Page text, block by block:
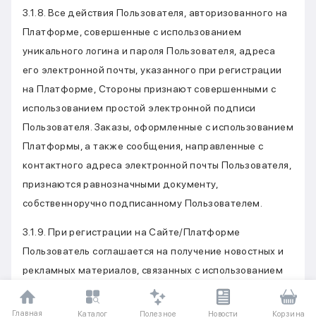
3.1.8. Все действия Пользователя, авторизованного на
Платформе, совершенные с использованием
уникального логина и пароля Пользователя, адреса
его электронной почты, указанного при регистрации
на Платформе, Стороны признают совершенными с
использованием простой электронной подписи
Пользователя. Заказы, оформленные с использованием
Платформы, а также сообщения, направленные с
контактного адреса электронной почты Пользователя,
признаются равнозначными документу,
собственноручно подписанному Пользователем.
3.1.9. При регистрации на Сайте/Платформе
Пользователь соглашается на получение новостных и
рекламных материалов, связанных с использованием
сайта, по электронной почте и/или посредством СМС-
сообщений. В случае намерения отказаться от
Главная Каталог Полезное Новости Корзина